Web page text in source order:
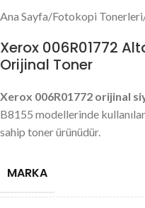
Ana Sayfa/Fotokopi Tonerleri
Xerox 006R01772
Orijinal Toner
Xerox 006R01772 orijinal
B8155 modellerinde
sahip toner ürünüdür.
MARKA